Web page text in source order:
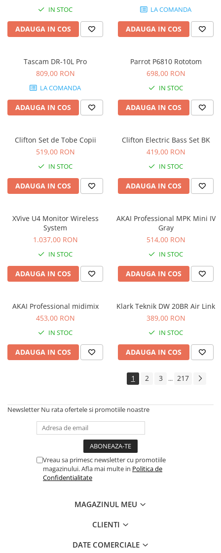
Standuri si stative de monitoare
Subwoofere de studio
Tratament acustic
Accesorii pentru lumini
Bare Led
Cabluri de Alimentare
Case-uri de lumini
Comenzi si controllere
Efecte de lumini
Masini de fum si ceata
Mixere DMX
Moving Head-uri
Proiectoare
Scene şi Ring-uri de Dans
Stative si schela lumini
Instrumente Muzicale
Chitare si bass
Claviaturi
Instrumente de percutie
Instrumente de suflat
Instrumente si jucarii pentru copii
Instrumente traditionale
Tobe
Case-uri DJ
CD Playere DJ
Console DJ
Controllere MIDI - USB DAW
Genti pentru DJ
Samplere si controllere
Cabluri adaptoare, cabluri Y
IN STOC
ADAUGA IN COS
LA COMANDA
ADAUGA IN COS
Tascam DR-10L Pro
809,00 RON
LA COMANDA
ADAUGA IN COS
Parrot P6810 Rototom
698,00 RON
IN STOC
ADAUGA IN COS
Clifton Set de Tobe Copii
519,00 RON
IN STOC
ADAUGA IN COS
Clifton Electric Bass Set BK
419,00 RON
IN STOC
ADAUGA IN COS
XVive U4 Monitor Wireless
System
1.037,00 RON
IN STOC
ADAUGA IN COS
AKAI Professional MPK Mini IV
Gray
514,00 RON
IN STOC
ADAUGA IN COS
AKAI Professional midimix
453,00 RON
IN STOC
ADAUGA IN COS
Klark Teknik DW 20BR Air Link
389,00 RON
IN STOC
ADAUGA IN COS
1 2 3 ... 217
Newsletter Nu rata ofertele si promotiile noastre
Vreau sa primesc newsletter cu promotiile
magazinului. Afla mai multe in Politica de
Confidentialitate
MAGAZINUL MEU
CLIENTI
DATE COMERCIALE